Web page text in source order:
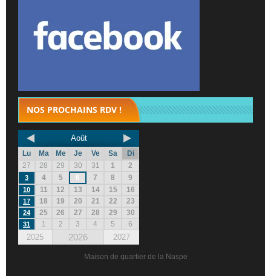
NOS PROCHAINS RDV !
Août
Lu Ma Me Je Ve Sa
Di
27
28 29 30 31 1 2
3 4 5 6 7 8 9
10 11 12 13 14 15 16
17 18 19 20 21 22 23
24 25 26 27 28 29 30
31 1 2 3 4 5 6
2025 2026 2027
Maison de quartier de la Naspe